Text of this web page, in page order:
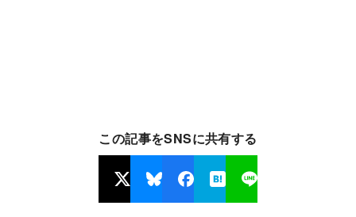
この記事をSNSに共有する